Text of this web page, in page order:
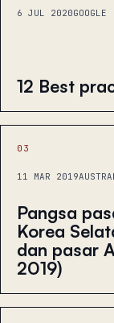
6 JUL 2020GOOGLE
12 Best
03
11 MAR 2019
Pangsa
Korea
dan pasar
2019)